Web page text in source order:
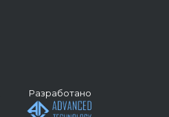
Разработано